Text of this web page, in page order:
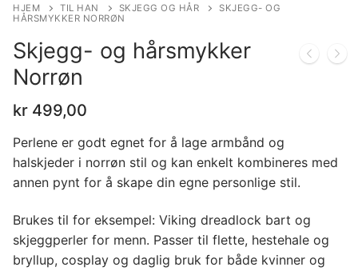
HJEM TIL HAN SKJEGG OG HÅR
SKJEGG- OG
HÅRSMYKKER NORRØN
Skjegg- og hårsmykker
Norrøn
kr 499,00
Perlene er godt egnet for å lage armbånd og
halskjeder i norrøn stil og kan enkelt kombineres med
annen pynt for å skape din egne personlige stil.
Brukes til for eksempel: Viking dreadlock bart og
skjeggperler for menn. Passer til flette, hestehale og
bryllup, cosplay og daglig bruk for både kvinner og